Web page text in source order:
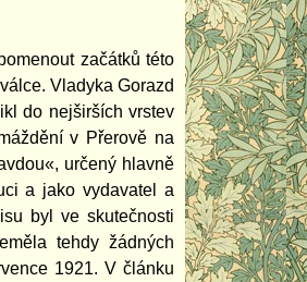
začátků této
Vladyka Gorazd
do nejširších vrstev
v Přerově na
určený hlavně
a jako vydavatel a
byl ve skutečnosti
tehdy žádných
1921. V článku